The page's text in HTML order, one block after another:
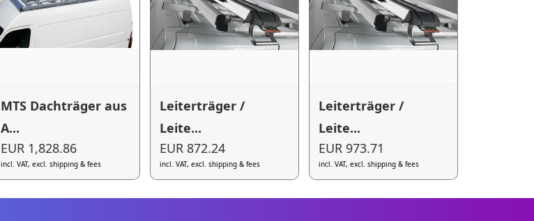
MTS Dachträger aus
A...
EUR 1,828.86
incl. VAT, excl. shipping & fees
Leiterträger /
Leite...
EUR 872.24
incl. VAT, excl. shipping & fees
Leiterträger /
Leite...
EUR 973.71
incl. VAT, excl. shipping & fees